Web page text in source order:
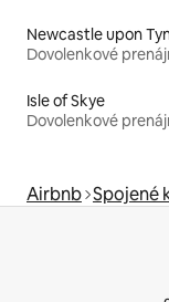
Newcastle upon
Dovolenkové
Isle of Skye
Dovolenkové
Airbnb Spojené